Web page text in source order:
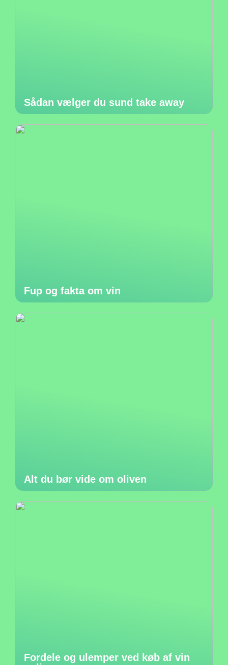
Sådan vælger du sund take away
Fup og fakta om vin
Alt du bør vide om oliven
Fordele og ulemper ved køb af vin